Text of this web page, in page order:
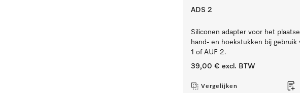
ADS 2
Siliconen adapter voor het
hand- en hoekstukken bij gebruik
1 of AUF 2.
39,00 € excl. BTW
Vergelijken